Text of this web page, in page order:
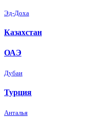
Эд-Доха
Казахстан
ОАЭ
Дубаи
Турция
Анталья